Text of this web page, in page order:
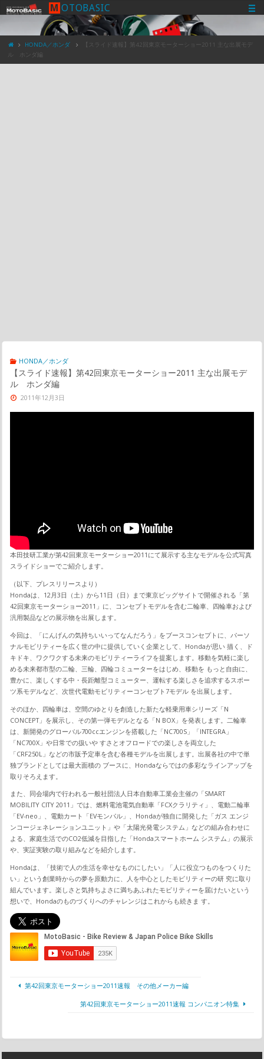
M OTOBASIC
HONDA／ホンダ
【スライド速報】第42回東京モーターショー2011 主な出展モデ
ル ホンダ編
HONDA／ホンダ
【スライド速報】第42回東京モーターショー2011 主な出展モデ
ル ホンダ編
2011年12月3日
本田技研工業が第42回東京モーターショー2011にて展示する主なモデルを公式写真
スライドショーでご紹介します。
（以下、プレスリリースより）
Hondaは、12月3日（土）から11日（日）まで東京ビッグサイトで開催される「第
42回東京モーターショー2011」に、コンセプトモデルを含む二輪車、四輪車および
汎用製品などの展示物を出展します。
今回は、「にんげんの気持ちいいってなんだろう」をブースコンセプトに、パーソ
ナルモビリティーを広く世の中に提供していく企業として、Hondaが思い 描く、ド
キドキ、ワクワクする未来のモビリティーライフを提案します。移動を気軽に楽し
める未来都市型の二輪、三輪、四輪コミューターをはじめ、移動を もっと自由に、
豊かに、楽しくする中・長距離型コミューター、運転する楽しさを追求するスポー
ツ系モデルなど、次世代電動モビリティーコンセプト7モデル を出展します。
そのほか、四輪車は、空間のゆとりを創造した新たな軽乗用車シリーズ「N
CONCEPT」を展示し、その第一弾モデルとなる「N BOX」を発表します。二輪車
は、新開発のグローバル700ccエンジンを搭載した「NC700S」「INTEGRA」
「NC700X」や日常での扱いや すさとオフロードでの楽しさを両立した
「CRF250L」などの市販予定車を含む各種モデルを出展します。出展各社の中で単
独ブランドとしては最大面積の ブースに、Hondaならではの多彩なラインアップを
取りそろえます。
また、同会場内で行われる一般社団法人日本自動車工業会主催の「SMART
MOBILITY CITY 2011」では、燃料電池電気自動車「FCXクラリティ」、電動二輪車
「EV-neo」、電動カート「EVモンパル」、Hondaが独自に開発した「ガス エンジ
ンコージェネレーションユニット」や「太陽光発電システム」などの組み合わせに
よる、家庭生活でのCO2低減を目指した「Hondaスマートホーム システム」の展示
や、実証実験の取り組みなどを紹介します。
Hondaは、「技術で人の生活を幸せなものにしたい」「人に役立つものをつくりた
い」という創業時からの夢を原動力に、人を中心としたモビリティーの研 究に取り
組んでいます。楽しさと気持ちよさに満ちあふれたモビリティーを届けたいという
想いで、Hondaのものづくりへのチャレンジはこれからも続きま す。
第42回東京モーターショー2011速報 その他メーカー編
第42回東京モーターショー2011速報 コンパニオン特集